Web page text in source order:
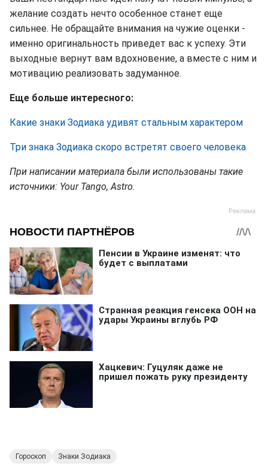
желание создать нечто особенное станет еще
сильнее. Не обращайте внимания на чужие оценки -
именно оригинальность приведет вас к успеху. Эти
выходные вернут вам вдохновение, а вместе с ним и
мотивацию реализовать задуманное.
Еще больше интересного:
Какие знаки Зодиака удивят стальным характером
Три знака Зодиака скоро встретят своего человека
При написании материала были использованы такие
источники: Your Tango, Astro.
Гороскоп Знаки Зодиака